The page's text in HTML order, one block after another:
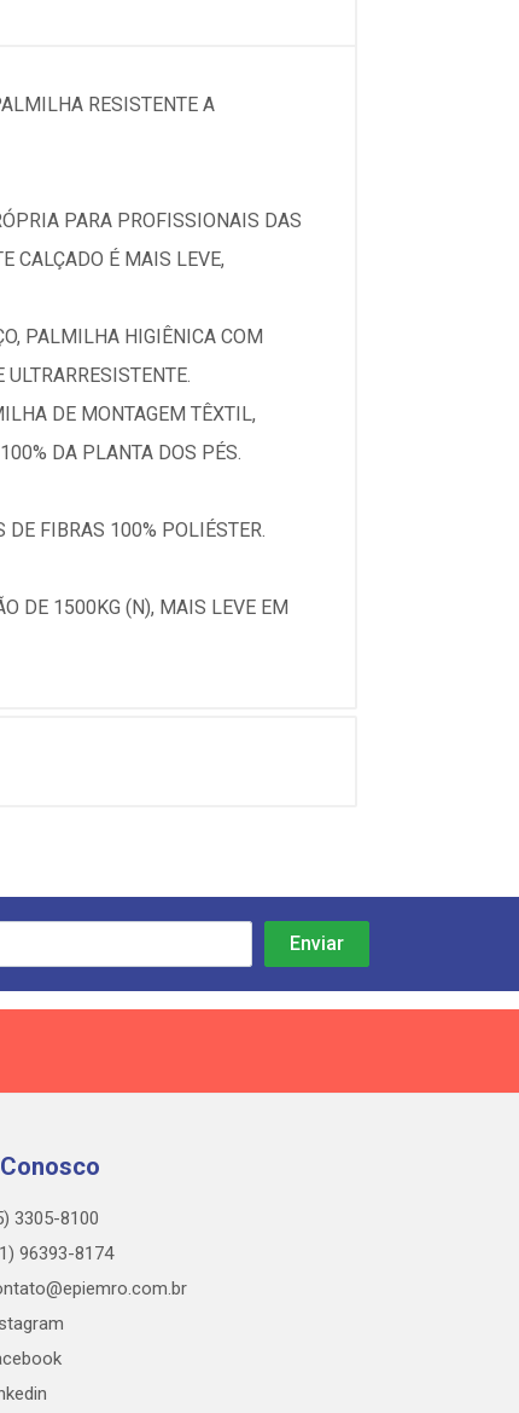
RESISTENTE A
PARA PROFISSIONAIS DAS
CALÇADO É MAIS LEVE,
PALMILHA HIGIÊNICA COM
DE MONTAGEM TÊXTIL,
DA PLANTA DOS PÉS.
FIBRAS 100% POLIÉSTER.
DE 1500KG (N), MAIS LEVE EM
3305-8100
96393-8174